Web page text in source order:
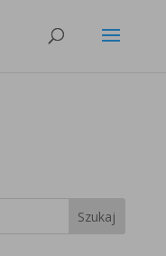
Szukaj